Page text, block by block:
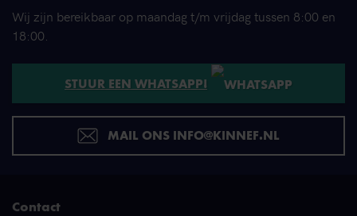
Wij zijn bereikbaar op maandag t/m vrijdag tussen 8:00 en
18:00.
STUUR EEN WHATSAPP!
MAIL ONS INFO@KINNEF.NL
Contact